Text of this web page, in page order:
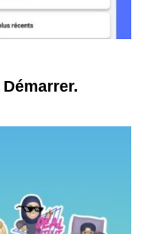
Démarrer.